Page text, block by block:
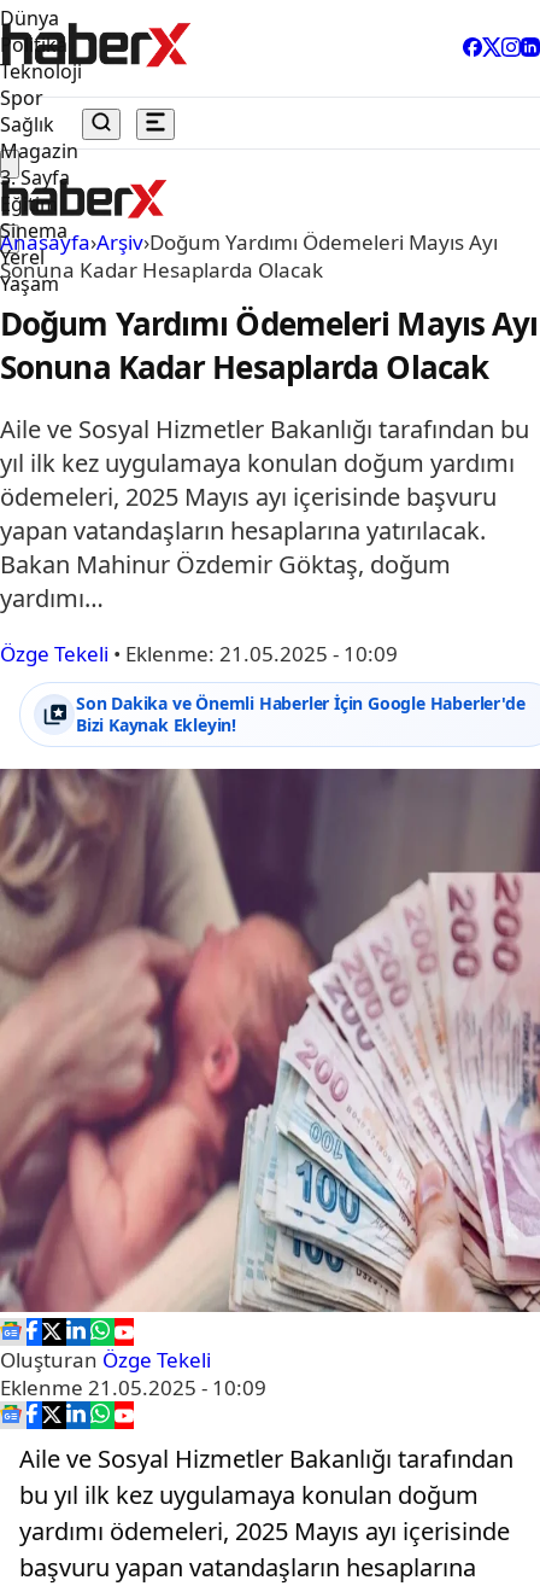
Dünya
Politika
Teknoloji
Spor
Sağlık
Magazin
3. Sayfa
Eğitim
Sinema
Yerel
Yaşam
Anasayfa›Arşiv›Doğum Yardımı Ödemeleri Mayıs Ayı
Sonuna Kadar Hesaplarda Olacak
Doğum Yardımı Ödemeleri Mayıs Ayı
Sonuna Kadar Hesaplarda Olacak
Aile ve Sosyal Hizmetler Bakanlığı tarafından bu
yıl ilk kez uygulamaya konulan doğum yardımı
ödemeleri, 2025 Mayıs ayı içerisinde başvuru
yapan vatandaşların hesaplarına yatırılacak.
Bakan Mahinur Özdemir Göktaş, doğum
yardımı…
Özge Tekeli • Eklenme: 21.05.2025 - 10:09
Son Dakika ve Önemli Haberler İçin Google Haberler'de
Bizi Kaynak Ekleyin!
Oluşturan Özge Tekeli
Eklenme 21.05.2025 - 10:09
Aile ve Sosyal Hizmetler Bakanlığı tarafından
bu yıl ilk kez uygulamaya konulan doğum
yardımı ödemeleri, 2025 Mayıs ayı içerisinde
başvuru yapan vatandaşların hesaplarına